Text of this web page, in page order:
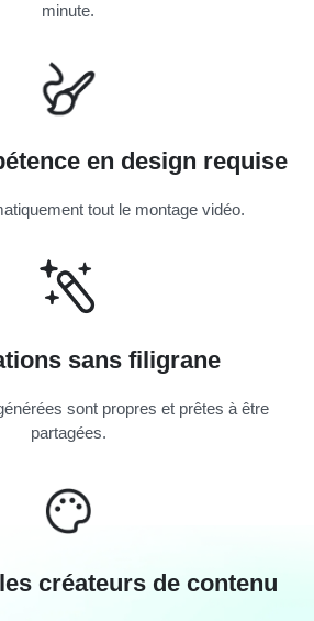
minute.
en design requise
tout le montage vidéo.
sans filigrane
sont propres et prêtes à être
partagées.
créateurs de contenu